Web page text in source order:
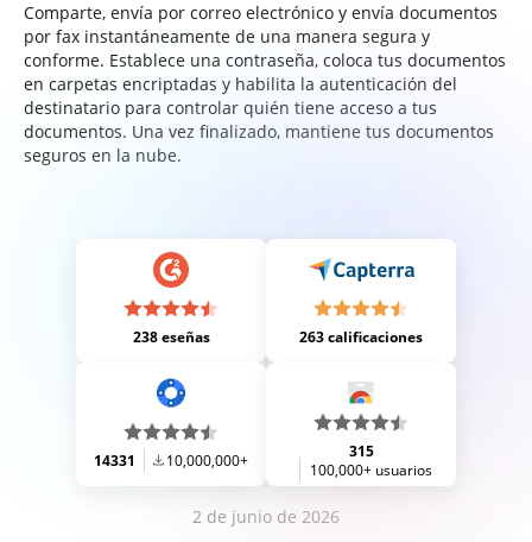
Comparte, envía por correo electrónico y envía documentos
por fax instantáneamente de una manera segura y
conforme. Establece una contraseña, coloca tus documentos
en carpetas encriptadas y habilita la autenticación del
destinatario para controlar quién tiene acceso a tus
documentos. Una vez finalizado, mantiene tus documentos
seguros en la nube.
238 eseñas 263 calificaciones
14331 10,000,000+
315
100,000+ usuarios
2 de junio de 2026